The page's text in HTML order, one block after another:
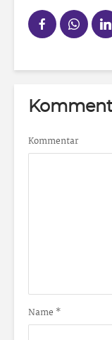
Kommentar
Name *